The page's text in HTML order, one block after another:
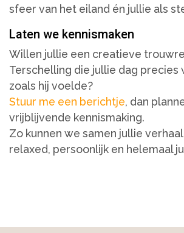
sfeer van het eiland én jullie als
Laten we kennismaken
Willen jullie een creatieve
Terschelling die jullie dag
zoals hij voelde?
Stuur me een berichtje, dan
vrijblijvende kennismaking.
Zo kunnen we samen jullie
relaxed, persoonlijk en helemaal